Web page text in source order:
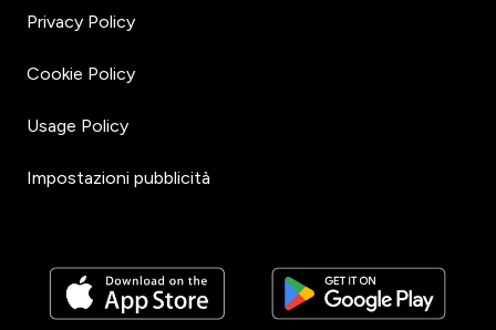
Privacy Policy
Cookie Policy
Usage Policy
Impostazioni pubblicità